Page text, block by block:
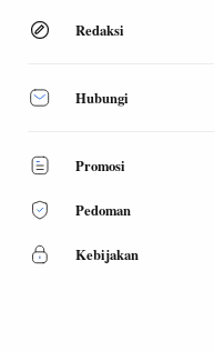
Redaksi
Hubungi
Promosi
Pedoman
Kebijakan